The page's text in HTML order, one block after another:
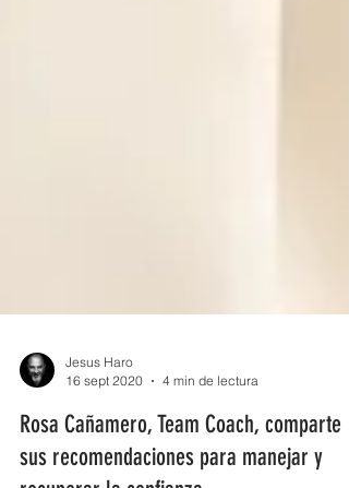
Jesus Haro
16 sept 2020
4 min de lectura